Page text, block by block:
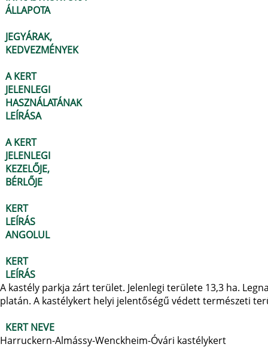
ÁLLAPOTA
JEGYÁRAK,
KEDVEZMÉNYEK
A KERT
JELENLEGI
HASZNÁLATÁNAK
LEÍRÁSA
A KERT
JELENLEGI
KEZELŐJE,
BÉRLŐJE
KERT
LEÍRÁS
ANGOLUL
KERT
LEÍRÁS
A kastély parkja zárt terület. Jelenlegi területe 13,3 ha.
platán. A kastélykert helyi jelentőségű védett természeti
KERT NEVE
Harruckern-Almássy-Wenckheim-Óvári kastélykert